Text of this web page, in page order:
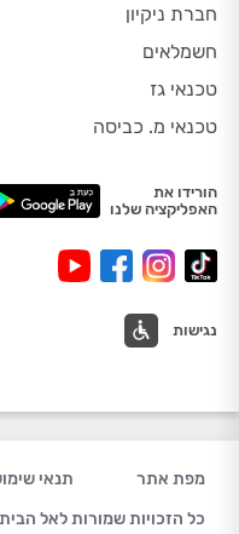
חברת ניקיון
חשמלאים
טכנאי גז
טכנאי מ. כביסה
הורידו את
האפליקציה שלנו
נגישות
מפת אתר תנאי
כל הזכויות שמורות לאל